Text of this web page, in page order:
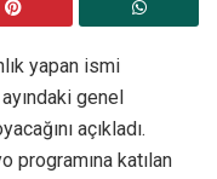
yapan ismi
genel
açıkladı.
programına katılan